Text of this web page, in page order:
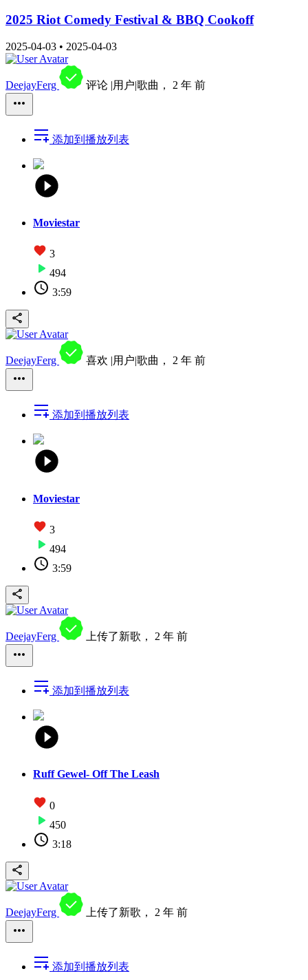
2025 Riot Comedy Festival & BBQ Cookoff
2025-04-03 • 2025-04-03
DeejayFerg 评论 |用户|歌曲， 2 年 前
添加到播放列表
Moviestar
3
494
3:59
DeejayFerg 喜欢 |用户|歌曲，2 年 前
添加到播放列表
Moviestar
3
494
3:59
DeejayFerg 上传了新歌， 2 年 前
添加到播放列表
Ruff Gewel- Off The Leash
0
450
3:18
DeejayFerg 上传了新歌， 2 年 前
添加到播放列表